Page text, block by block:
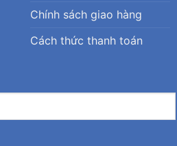
Chính sách giao hàng
Cách thức thanh toán